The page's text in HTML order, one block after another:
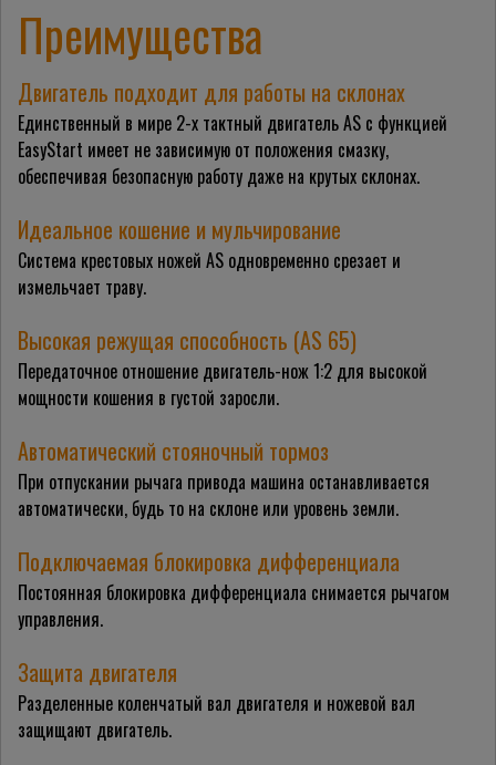
Преимущества
Двигатель подходит для работы на склонах
Единственный в мире 2-х тактный двигатель AS с функцией
EasyStart имеет не зависимую от положения смазку,
обеспечивая безопасную работу даже на крутых склонах.
Идеальное кошение и мульчирование
Система крестовых ножей AS одновременно срезает и
измельчает траву.
Высокая режущая способность (AS 65)
Передаточное отношение двигатель-нож 1:2 для высокой
мощности кошения в густой заросли.
Автоматический стояночный тормоз
При отпускании рычага привода машина останавливается
автоматически, будь то на склоне или уровень земли.
Подключаемая блокировка дифференциала
Постоянная блокировка дифференциала снимается рычагом
управления.
Защита двигателя
Разделенные коленчатый вал двигателя и ножевой вал
защищают двигатель.